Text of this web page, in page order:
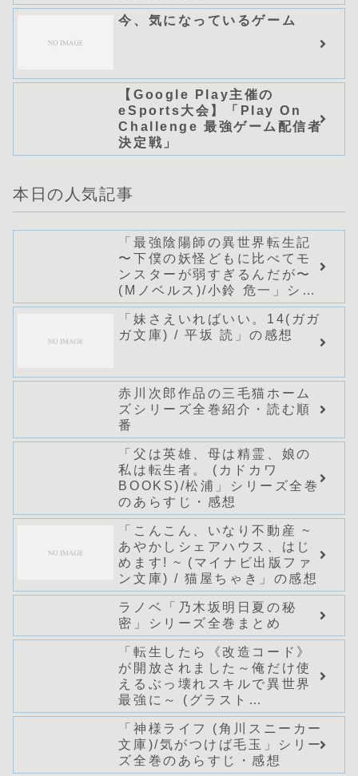
今、気になっているゲーム
【Google Play主催の
eSports大会】「Play On
Challenge 最強ゲーム配信者
決定戦」
本日の人気記事
「最強陰陽師の異世界転生記
〜下僕の妖怪どもに比べてモ
ンスターが弱すぎるんだが〜
(Mノベルス)/小鈴 危一」シリ
ーズ全巻のあらすじ・感想
「妹さえいればいい。14(ガガ
ガ文庫) / 平坂 読」の感想
赤川次郎作品の三毛猫ホーム
ズシリーズ全巻紹介・読む順
番
「父は英雄、母は精霊、娘の
私は転生者。 (カドカワ
BOOKS)/松浦」シリーズ全巻
のあらすじ・感想
「こんこん、いなり不動産 ~
あやかしシェアハウス、はじ
めます! ~ (マイナビ出版ファ
ン文庫) / 猫屋ちゃき」の感想
ラノベ「乃木坂明日夏の秘
密」シリーズ全巻まとめ
「転生したら《改造コード》
が開放されました～俺だけ使
えるぶっ壊れスキルで異世界
最強に～ (グラスト
NOVELS)/どまどま」シリー
ズ全巻のあらすじ・感想
「神様ライフ (角川スニーカー
文庫)/気がつけば毛玉」シリー
ズ全巻のあらすじ・感想